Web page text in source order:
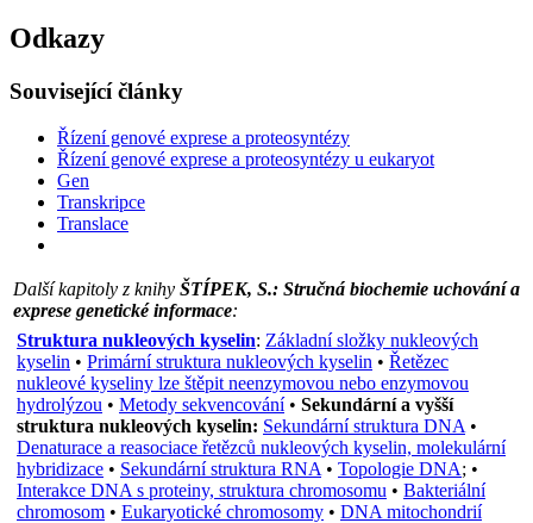
Odkazy
Související články
Řízení genové exprese a proteosyntézy
Řízení genové exprese a proteosyntézy u eukaryot
Gen
Transkripce
Translace
Další kapitoly z knihy ŠTÍPEK, S.: Stručná biochemie uchování a
exprese genetické informace:
Struktura nukleových kyselin: Základní složky nukleových
kyselin • Primární struktura nukleových kyselin • Řetězec
nukleové kyseliny lze štěpit neenzymovou nebo enzymovou
hydrolýzou • Metody sekvencování• Sekundární a vyšší
struktura nukleových kyselin: Sekundární struktura DNA •
Denaturace a reasociace řetězců nukleových kyselin, molekulární
hybridizace • Sekundární struktura RNA • Topologie DNA; •
Interakce DNA s proteiny, struktura chromosomu • Bakteriální
chromosom • Eukaryotické chromosomy • DNA mitochondrií